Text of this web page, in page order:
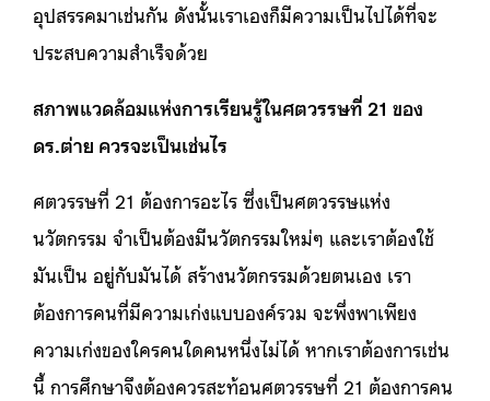
อุปสรรคมาเช่นกัน ดังนั้นเราเองก็มีความเป็นไปได้ที่จะ
ประสบความสำเร็จด้วย
สภาพแวดล้อมแห่งการเรียนรู้ในศตวรรษที่ 21 ของ
ดร.ต่าย ควรจะเป็นเช่นไร
ศตวรรษที่ 21 ต้องการอะไร ซึ่งเป็นศตวรรษแห่ง
นวัตกรรม จำเป็นต้องมีนวัตกรรมใหม่ๆ และเราต้องใช้
มันเป็น อยู่กับมันได้ สร้างนวัตกรรมด้วยตนเอง เรา
ต้องการคนที่มีความเก่งแบบองค์รวม จะพึ่งพาเพียง
ความเก่งของใครคนใดคนหนึ่งไม่ได้ หากเราต้องการเช่น
นี้ การศึกษาจึงต้องควรสะท้อนศตวรรษที่ 21 ต้องการคน